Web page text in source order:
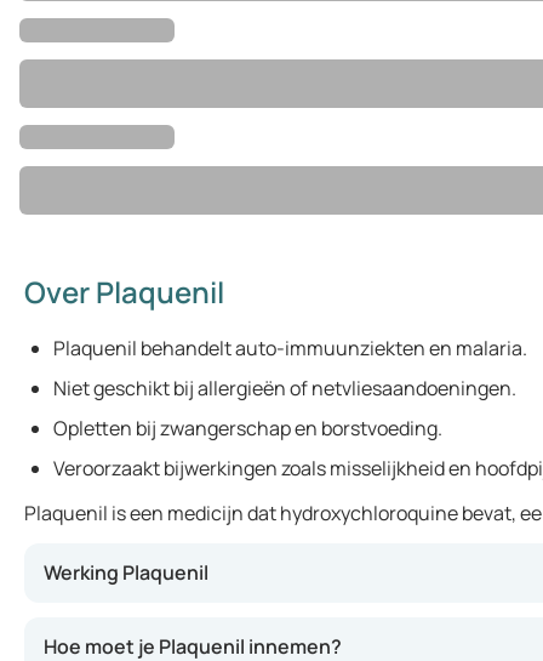
Over Plaquenil
Plaquenil behandelt auto-immuunziekten en malaria.
Niet geschikt bij allergieën of netvliesaandoeningen.
Opletten bij zwangerschap en borstvoeding.
Veroorzaakt bijwerkingen zoals misselijkheid en
Plaquenil is een medicijn dat hydroxychloroquine bevat,
Werking Plaquenil
Hoe moet je Plaquenil innemen?